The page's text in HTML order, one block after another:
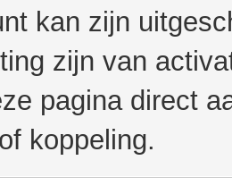
kan zijn
zijn van
pagina direct
koppeling.